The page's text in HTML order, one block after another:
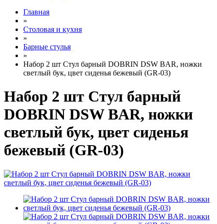
Главная
»
Столовая и кухня
»
Барные стулья
»
Набор 2 шт Стул барный DOBRIN DSW BAR, ножки
светлый бук, цвет сиденья бежевый (GR-03)
Набор 2 шт Стул барный
DOBRIN DSW BAR, ножки
светлый бук, цвет сиденья
бежевый (GR-03)